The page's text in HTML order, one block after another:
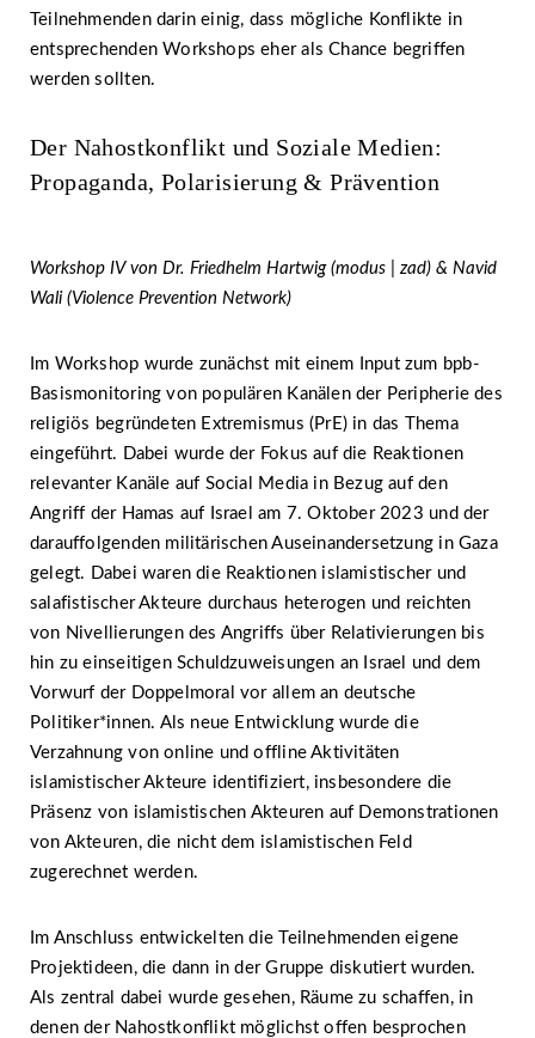
Teilnehmenden darin einig, dass mögliche Konflikte in
entsprechenden Workshops eher als Chance begriffen
werden sollten.
Der Nahostkonflikt und Soziale Medien:
Propaganda, Polarisierung & Prävention
Workshop IV von Dr. Friedhelm Hartwig (modus | zad) & Navid
Wali (Violence Prevention Network)
Im Workshop wurde zunächst mit einem Input zum bpb-
Basismonitoring von populären Kanälen der Peripherie des
religiös begründeten Extremismus (PrE) in das Thema
eingeführt. Dabei wurde der Fokus auf die Reaktionen
relevanter Kanäle auf Social Media in Bezug auf den
Angriff der Hamas auf Israel am 7. Oktober 2023 und der
darauffolgenden militärischen Auseinandersetzung in Gaza
gelegt. Dabei waren die Reaktionen islamistischer und
salafistischer Akteure durchaus heterogen und reichten
von Nivellierungen des Angriffs über Relativierungen bis
hin zu einseitigen Schuldzuweisungen an Israel und dem
Vorwurf der Doppelmoral vor allem an deutsche
Politiker*innen. Als neue Entwicklung wurde die
Verzahnung von online und offline Aktivitäten
islamistischer Akteure identifiziert, insbesondere die
Präsenz von islamistischen Akteuren auf Demonstrationen
von Akteuren, die nicht dem islamistischen Feld
zugerechnet werden.
Im Anschluss entwickelten die Teilnehmenden eigene
Projektideen, die dann in der Gruppe diskutiert wurden.
Als zentral dabei wurde gesehen, Räume zu schaffen, in
denen der Nahostkonflikt möglichst offen besprochen